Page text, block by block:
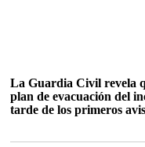
La Guardia Civil revela
plan de evacuación del
tarde de los primeros